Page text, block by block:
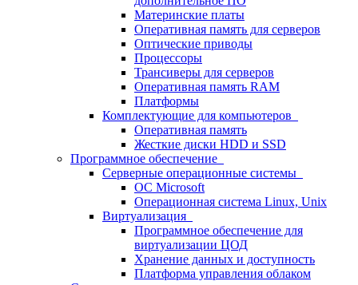
Материнские платы
Оперативная память для серверов
Оптические приводы
Процессоры
Трансиверы для серверов
Оперативная память RAM
Платформы
Комплектующие для компьютеров
Оперативная память
Жесткие диски HDD и SSD
Программное обеспечение
Серверные операционные системы
ОС Microsoft
Операционная система Linux, Unix
Виртуализация
Программное обеспечение для
виртуализации ЦОД
Хранение данных и доступность
Платформа управления облаком